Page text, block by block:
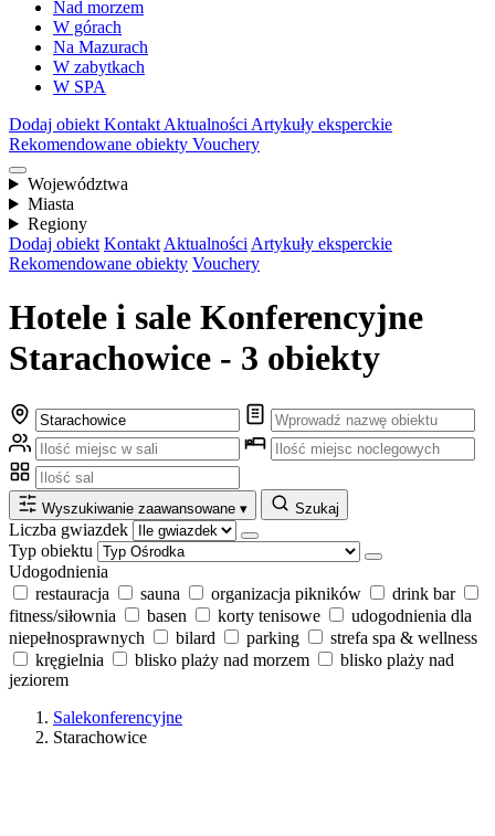
Nad morzem
W górach
Na Mazurach
W zabytkach
W SPA
Dodaj obiekt Kontakt Aktualności Artykuły eksperckie
Rekomendowane obiekty Vouchery
Województwa
Miasta
Regiony
Dodaj obiekt Kontakt Aktualności Artykuły eksperckie
Rekomendowane obiekty Vouchery
Hotele i sale Konferencyjne
Starachowice - 3 obiekty
Wyszukiwanie zaawansowane ▾ Szukaj
Liczba gwiazdek
Typ obiektu
Udogodnienia
restauracja
sauna organizacja pikników
drink bar
fitness/siłownia
basen korty tenisowe
udogodnienia dla
niepełnosprawnych
bilard parking
strefa spa & wellness
kręgielnia
blisko plaży nad morzem
blisko plaży nad
jeziorem
Salekonferencyjne
Starachowice